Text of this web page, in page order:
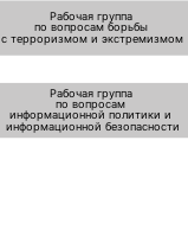
Рабочая группа
по вопросам
информационной политики и
информационной безопасности
Рабочая группа
по вопросам борьбы
с терроризмом и экстремизмом